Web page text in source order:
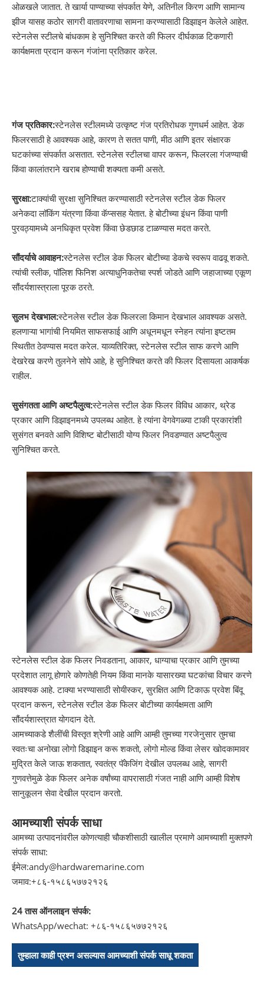
ओळखले जातात. ते खार्या पाण्याच्या संपर्कात येणे, अतिनील किरण आणि सामान्य
झीज यासह कठोर सागरी वातावरणाचा सामना करण्यासाठी डिझाइन केलेले आहेत.
स्टेनलेस स्टीलचे बांधकाम हे सुनिश्चित करते की फिलर दीर्घकाळ टिकणारी
कार्यक्षमता प्रदान करून गंजांना प्रतिकार करेल.
गंज प्रतिकार:स्टेनलेस स्टीलमध्ये उत्कृष्ट गंज प्रतिरोधक गुणधर्म आहेत. डेक
फिलरसाठी हे आवश्यक आहे, कारण ते सतत पाणी, मीठ आणि इतर संक्षारक
घटकांच्या संपर्कात असतात. स्टेनलेस स्टीलचा वापर करून, फिलरला गंजण्याची
किंवा कालांतराने खराब होण्याची शक्यता कमी असते.
सुरक्षा:टाक्यांची सुरक्षा सुनिश्चित करण्यासाठी स्टेनलेस स्टील डेक फिलर
अनेकदा लॉकिंग यंत्रणा किंवा कॅप्ससह येतात. हे बोटीच्या इंधन किंवा पाणी
पुरवठ्यामध्ये अनधिकृत प्रवेश किंवा छेडछाड टाळण्यास मदत करते.
सौंदर्याचे आवाहन:स्टेनलेस स्टील डेक फिलर बोटीच्या डेकचे स्वरूप वाढवू शकते.
त्यांची स्लीक, पॉलिश फिनिश अत्याधुनिकतेचा स्पर्श जोडते आणि जहाजाच्या एकूण
सौंदर्यशास्त्राला पूरक ठरते.
सुलभ देखभाल:स्टेनलेस स्टील डेक फिलरला किमान देखभाल आवश्यक असते.
हलणाऱ्या भागांची नियमित साफसफाई आणि अधूनमधून स्नेहन त्यांना इष्टतम
स्थितीत ठेवण्यास मदत करेल. याव्यतिरिक्त, स्टेनलेस स्टील साफ करणे आणि
देखरेख करणे तुलनेने सोपे आहे, हे सुनिश्चित करते की फिलर दिसायला आकर्षक
राहील.
सुसंगतता आणि अष्टपैलुत्व:स्टेनलेस स्टील डेक फिलर विविध आकार, थ्रेड
प्रकार आणि डिझाइनमध्ये उपलब्ध आहेत. हे त्यांना वेगवेगळ्या टाकी प्रकारांशी
सुसंगत बनवते आणि विशिष्ट बोटीसाठी योग्य फिलर निवडण्यात अष्टपैलुत्व
सुनिश्चित करते.
स्टेनलेस स्टील डेक फिलर निवडताना, आकार, धाग्याचा प्रकार आणि तुमच्या
प्रदेशात लागू होणारे कोणतेही नियम किंवा मानके यासारख्या घटकांचा विचार करणे
आवश्यक आहे. टाक्या भरण्यासाठी सोयीस्कर, सुरक्षित आणि टिकाऊ प्रवेश बिंदू
प्रदान करून, स्टेनलेस स्टील डेक फिलर बोटीच्या कार्यक्षमता आणि
सौंदर्यशास्त्रात योगदान देते.
आमच्याकडे शैलींची विस्तृत श्रेणी आहे आणि आम्ही तुमच्या गरजेनुसार तुमचा
स्वतःचा अनोखा लोगो डिझाइन करू शकतो, लोगो मोल्ड किंवा लेसर खोदकामावर
मुद्रित केले जाऊ शकतात, स्वतंत्र पॅकेजिंग देखील उपलब्ध आहे, सागरी
गुणवत्तेमुळे डेक फिलर अनेक वर्षांच्या वापरासाठी गंजत नाही आणि आम्ही विशेष
सानुकूलन सेवा देखील प्रदान करतो.
आमच्याशी संपर्क साधा
आमच्या उत्पादनांवरील कोणत्याही चौकशीसाठी खालील प्रमाणे आमच्याशी मुक्तपणे
संपर्क साधा:
ईमेल:andy@hardwaremarine.com
जमाव:+८६-१५८६५७७२१२६
24 तास ऑनलाइन संपर्क:
WhatsApp/wechat: +८६-१५८६५७७२१२६
तुम्हाला काही प्रश्न असल्यास आमच्याशी संपर्क साधू शकता